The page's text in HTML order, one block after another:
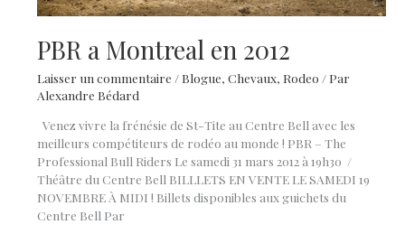
PBR a Montreal en 2012
Laisser un commentaire / Blogue,Chevaux, Rodeo / Par
Alexandre Bédard
Venez vivre la frénésie de St-Tite au Centre Bell avec les
meilleurs compétiteurs de rodéo au monde ! PBR – The
Professional Bull Riders Le samedi 31 mars 2012 à 19h30 /
Théâtre du Centre Bell BILLLETS EN VENTE LE SAMEDI 19
NOVEMBRE À MIDI ! Billets disponibles aux guichets du
Centre Bell Par